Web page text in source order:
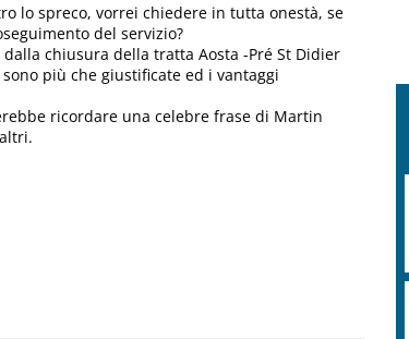
lo spreco, vorrei chiedere in tutta onestà, se
del servizio?
chiusura della tratta Aosta -Pré St Didier
più che giustificate ed i vantaggi
ricordare una celebre frase di Martin